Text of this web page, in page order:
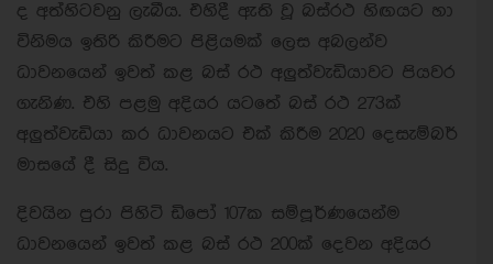
ද අත්හිටවනු ලැබීය. එහිදී ඇති වූ බස්රථ හිඟයට හා
විනිමය ඉතිරි කිරීමට පිළියමක් ලෙස අබලන්ව
ධාවනයෙන් ඉවත් කළ බස් රථ අලුත්වැඩියාවට පියවර
ගැනිණ. එහි පළමු අදියර යටතේ බස් රථ 273ක්
අලුත්වැඩියා කර ධාවනයට එක් කිරීම 2020 දෙසැම්බර්
මාසයේ දී සිදු විය.
දිවයින පුරා පිහිටි ඩිපෝ 107ක සම්පූර්ණයෙන්ම
ධාවනයෙන් ඉවත් කළ බස් රථ 200ක් දෙවන අදියර